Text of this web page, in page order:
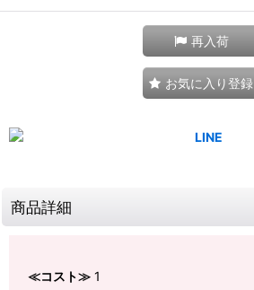
再入荷
お気に入り登録
商品詳細
≪コスト≫ 1